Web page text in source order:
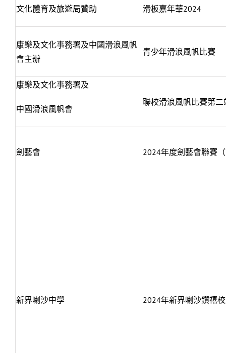
文化體育及旅遊局贊助
滑板嘉年華2024
康樂及文化事務署及中國滑浪風帆
會主辦
青少年滑浪風帆比賽
康樂及文化事務署及
中國滑浪風帆會
聯校滑浪風帆比賽第二
劍藝會 2024年度劍藝會聯賽
新界喇沙中學 2024年新界喇沙鑽禧